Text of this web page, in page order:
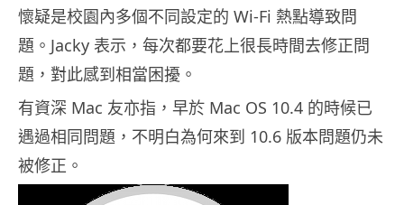
懷疑是校園內多個不同設定的 Wi-Fi 熱點導致問
題。Jacky 表示，每次都要花上很長時間去修正問
題，對此感到相當困擾。
有資深 Mac 友亦指，早於 Mac OS 10.4 的時候已
遇過相同問題，不明白為何來到 10.6 版本問題仍未
被修正。